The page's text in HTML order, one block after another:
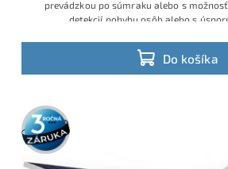
Do košíka
prevádzkou po súmraku alebo s
detekcií pohybu osôb alebo s
3 roky
záruka